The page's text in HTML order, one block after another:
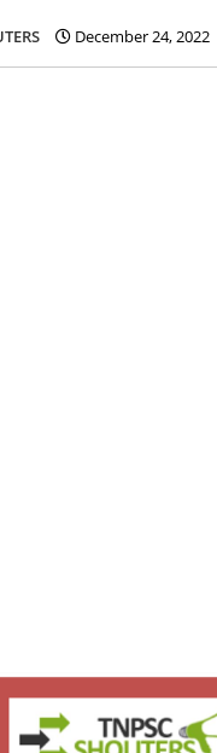
December 24, 2022